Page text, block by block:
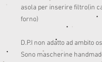
asola per inserire filtro(in
forno)
D.P.I non adatto ad ambito
Sono mascherine